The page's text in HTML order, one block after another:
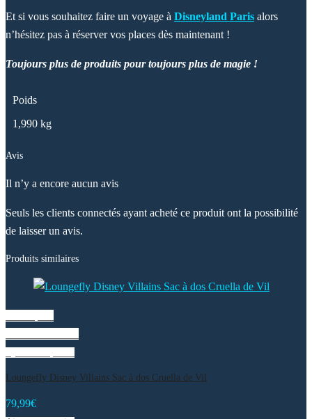
Et si vous souhaitez faire un voyage à Disneyland Paris alors
n’hésitez pas à réserver vos places dès maintenant !
Toujours plus de produits pour toujours plus de magie !
Poids
1,990 kg
Avis
Il n’y a encore aucun avis
Seuls les clients connectés ayant acheté ce produit ont la possibilité
de laisser un avis.
Produits similaires
Loungefly Disney Villains Sac à dos Cruella de Vil
79,99€